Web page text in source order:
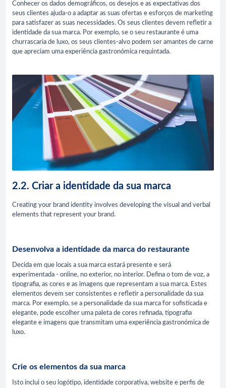
Conhecer os dados demográficos, os desejos e as expectativas dos
seus clientes ajuda-o a adaptar as suas ofertas e esforços de marketing
para satisfazer as suas necessidades. Os seus clientes devem refletir a
identidade da sua marca. Por exemplo, se o seu restaurante é uma
churrascaria de luxo, os seus clientes-alvo podem ser amantes de carne
que apreciam uma experiência gastronómica requintada.
2.2. Criar a identidade da sua marca
Creating your brand identity involves developing the visual and verbal
elements that represent your brand.
Desenvolva a identidade da marca do restaurante
Decida em que locais a sua marca estará presente e será
experimentada - online, no exterior, no interior. Defina o tom de voz, a
tipografia, as cores e as imagens que representam a sua marca. Estes
elementos devem ser consistentes e refletir a personalidade da sua
marca. Por exemplo, se a personalidade da sua marca for sofisticada e
elegante, pode escolher uma paleta de cores refinada, tipografia
elegante e imagens que transmitam uma experiência gastronómica de
luxo.
Crie os elementos da sua marca
Isto inclui o seu logótipo, identidade corporativa, website e perfis de